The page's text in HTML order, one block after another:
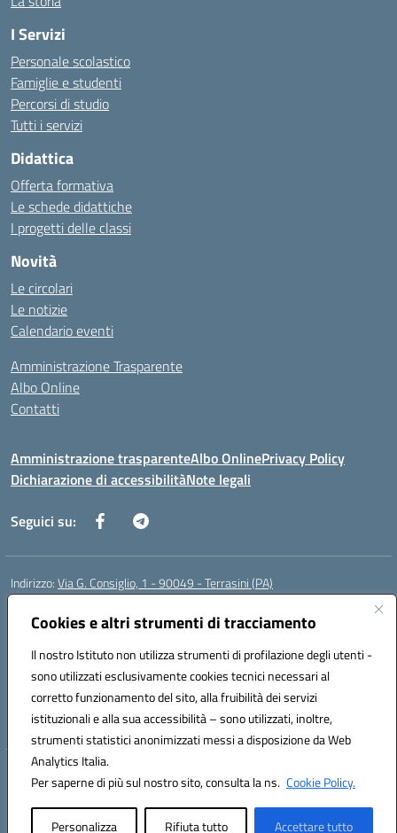
Cookies e altri strumenti di tracciamento
Il nostro Istituto non utilizza strumenti di profilazione degli utenti -
sono utilizzati esclusivamente cookies tecnici necessari al
corretto funzionamento del sito, alla fruibilità dei servizi
istituzionali e alla sua accessibilità – sono utilizzati, inoltre,
strumenti statistici anonimizzati messi a disposizione da Web
Analytics Italia.
Per saperne di più sul nostro sito, consulta la ns. Cookie Policy.
Personalizza Rifiuta tutto Accettare tutto
I Servizi
Personale scolastico
Famiglie e studenti
Percorsi di studio
Tutti i servizi
Didattica
Offerta formativa
Le schede didattiche
I progetti delle classi
Novità
Le circolari
Le notizie
Calendario eventi
Amministrazione Trasparente
Albo Online
Contatti
Amministrazione trasparenteAlbo OnlinePrivacy Policy
Dichiarazione di accessibilitàNote legali
Seguici su:
Indirizzo:Via G. Consiglio, 1 - 90049 - Terrasini (PA)
Centralino:
Posta elettronica certificata (PEC):paic88700d@pec.istruzione.it
Codice fiscale: 80025710825
Codice meccanografico:PAIC88700D
Codice Indice delle Pubbliche Amministrazioni (IPA): istsc_paic88700d
Codice unico di fatturazione (CUF): UF7LHF
Hosting & Powered by 3D Solution S.r.l.
Concept & Design by Designers Italia